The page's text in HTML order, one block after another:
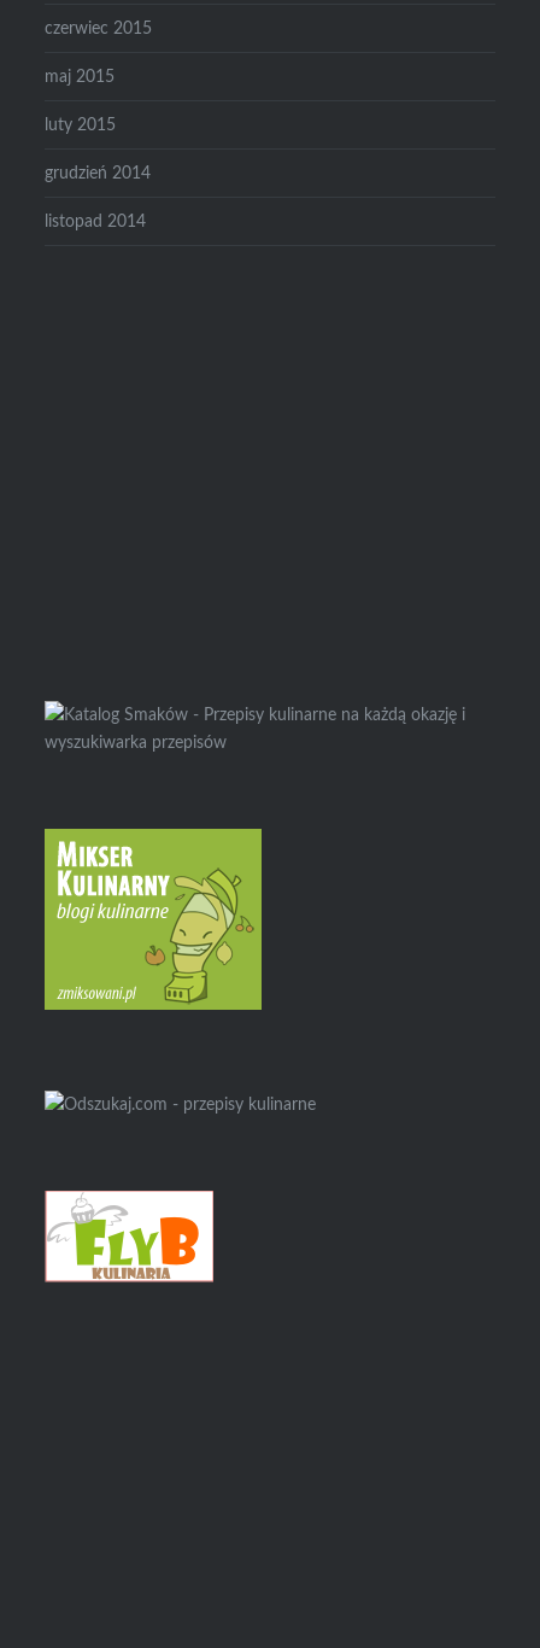
czerwiec 2015
maj 2015
luty 2015
grudzień 2014
listopad 2014